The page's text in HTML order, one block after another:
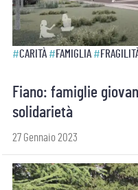
#CARITÀ #FAMIGLIA #
Fiano: famiglie
solidarietà
27 Gennaio 2023